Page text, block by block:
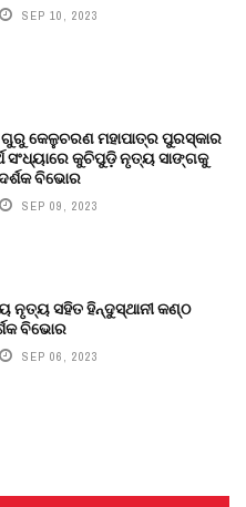
SEP 10, 2023
କେଳୁଚରଣ ମହାପାତ୍ର ପୁରସ୍କାର
ସଂଧ୍ୟାରେ କୁଚିପୁଡ଼ି ନୃତ୍ୟ ସାଙ୍ଗକୁ
ବିଭୋର
SEP 09, 2023
ନୃତ୍ୟ ସହିତ ହିନ୍ଦୁସ୍ଥାନୀ କଣ୍ଠ
ବିଭୋର
SEP 06, 2023